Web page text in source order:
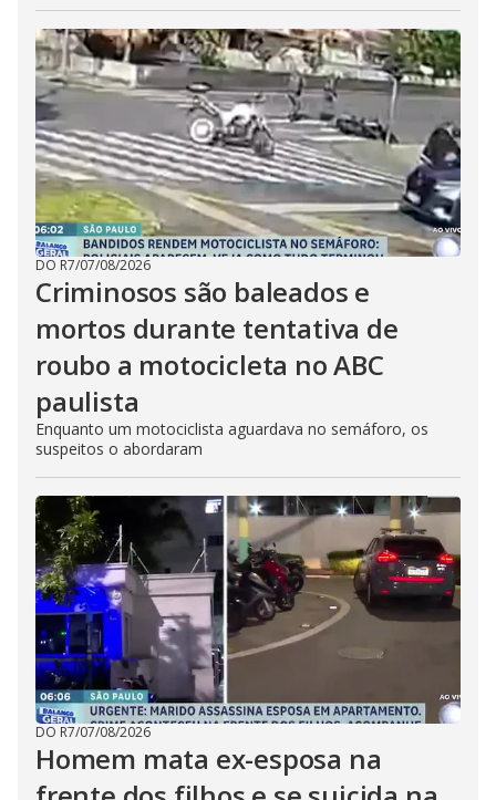
DO R7/07/08/2026
Criminosos são baleados e
mortos durante tentativa de
roubo a motocicleta no ABC
paulista
Enquanto um motociclista aguardava no semáforo, os
suspeitos o abordaram
DO R7/07/08/2026
Homem mata ex-esposa na